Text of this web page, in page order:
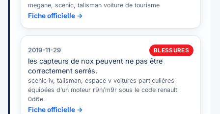
megane, scenic, talisman voiture de tourisme
Fiche officielle →
2019-11-29 BLESSURES
les capteurs de nox peuvent ne pas être
correctement serrés.
scenic iv, talisman, espace v voitures particulières
équipées d’un moteur r9n/m9r sous le code renault
0d6e.
Fiche officielle →